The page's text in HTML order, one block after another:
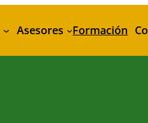
Asesores Formación